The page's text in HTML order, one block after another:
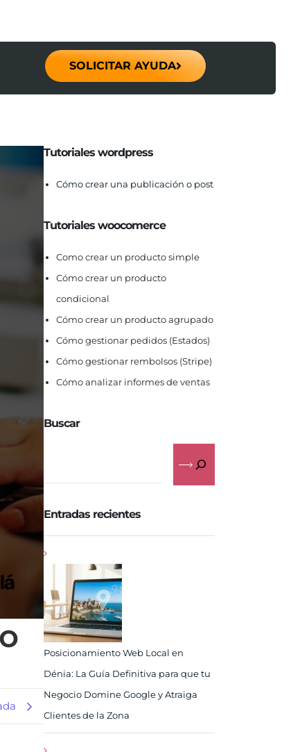
SOLICITAR AYUDA
Tutoriales wordpress
Cómo crear una publicación o post
Tutoriales woocomerce
Como crear un producto simple
Cómo crear un producto
condicional
Cómo crear un producto agrupado
Cómo gestionar pedidos (Estados)
Cómo gestionar rembolsos (Stripe)
Cómo analizar informes de ventas
Buscar
Entradas recientes
Posicionamiento Web Local en
Dénia: La Guía Definitiva para que tu
Negocio Domine Google y Atraiga
Clientes de la Zona